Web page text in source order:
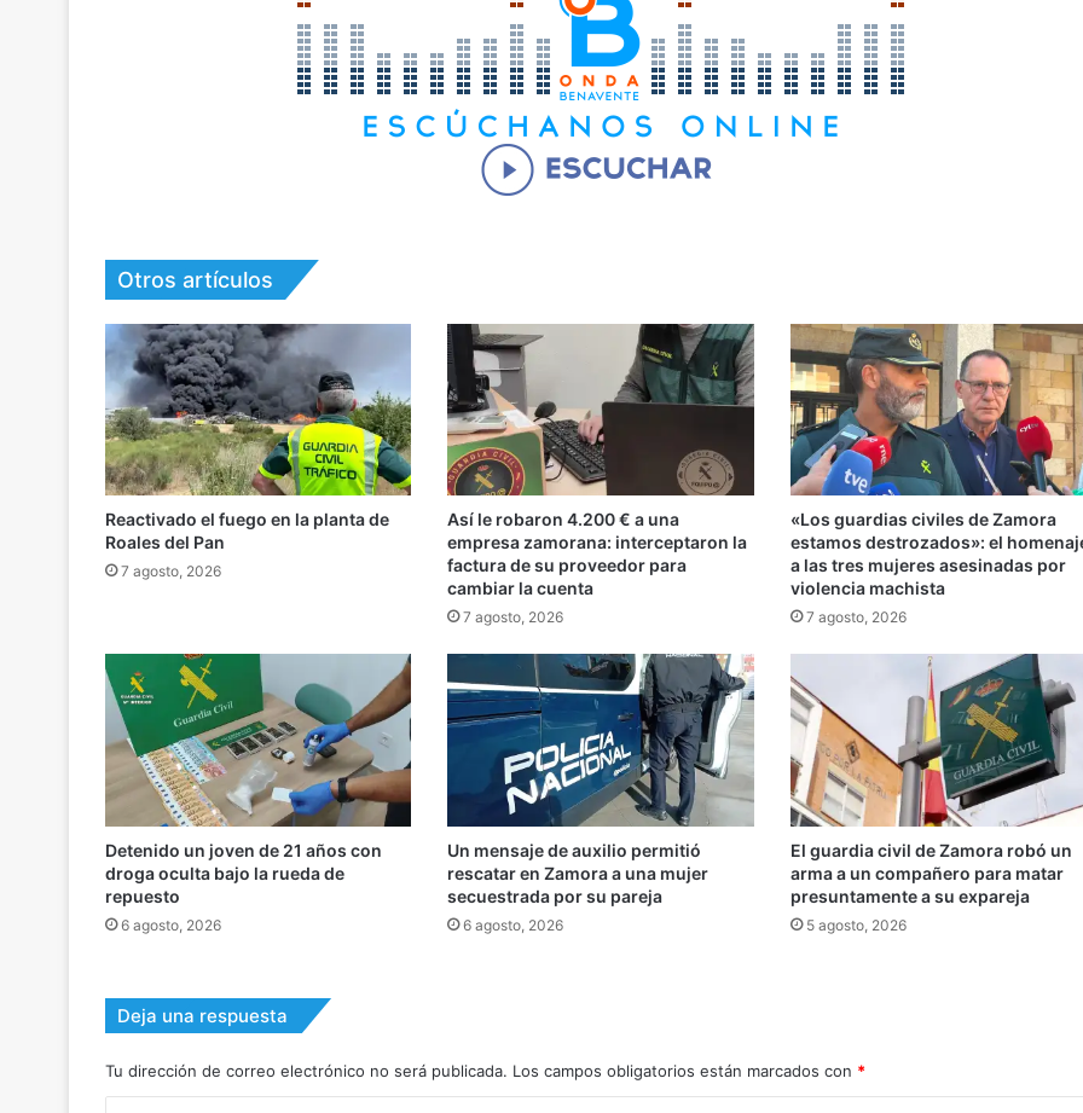
Otros artículos
Reactivado el fuego en la planta de
Roales del Pan
7 agosto, 2026
Así le robaron 4.200 € a una
empresa zamorana: interceptaron la
factura de su proveedor para
cambiar la cuenta
7 agosto, 2026
«Los guardias civiles de Zamora
estamos destrozados»: el
a las tres mujeres asesinadas por
violencia machista
7 agosto, 2026
Detenido un joven de 21 años con
droga oculta bajo la rueda de
repuesto
6 agosto, 2026
Un mensaje de auxilio permitió
rescatar en Zamora a una mujer
secuestrada por su pareja
6 agosto, 2026
El guardia civil de Zamora robó un
arma a un compañero para matar
presuntamente a su expareja
5 agosto, 2026
Deja una respuesta
Tu dirección de correo electrónico no será publicada. Los campos obligatorios están marcados con *